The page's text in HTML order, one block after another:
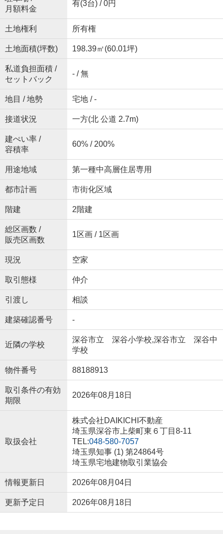
月額料金
有(3台) / 0円
土地権利 所有権
土地面積(坪数) 198.39㎡(60.01坪)
私道負担面積 /
セットバック
- / 無
地目 / 地勢 宅地 / -
接道状況 一方(北 公道 2.7m)
建ぺい率 /
容積率
60% / 200%
用途地域 第一種中高層住居専用
都市計画 市街化区域
階建 2階建
総区画数 /
販売区画数
1区画 / 1区画
現況 空家
取引態様 仲介
引渡し 相談
建築確認番号 -
近隣の学校
深谷市立 深谷小学校,深谷市立 深谷中
学校
物件番号 88188913
取引条件の有効
期限
2026年08月18日
取扱会社
株式会社DAIKICHI不動産
埼玉県深谷市上柴町東６丁目8-11
TEL:048-580-7057
埼玉県知事 (1) 第24864号
埼玉県宅地建物取引業協会
情報更新日 2026年08月04日
更新予定日 2026年08月18日